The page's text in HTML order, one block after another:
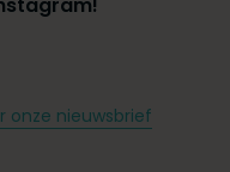
onze nieuwsbrief